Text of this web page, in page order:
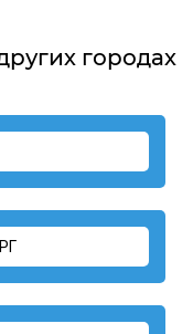
городах